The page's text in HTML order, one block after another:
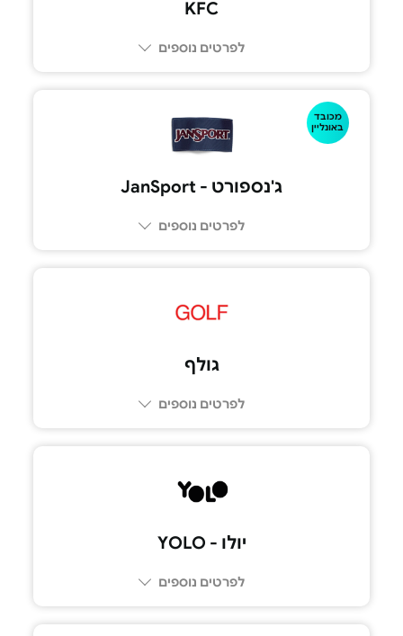
KFC
לפרטים נוספים
מכובד
באונליין
ג'נספורט - JanSport
לפרטים נוספים
גולף
לפרטים נוספים
יולו - YOLO
לפרטים נוספים